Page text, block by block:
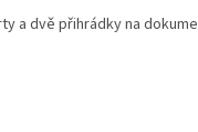
a dvě přihrádky na